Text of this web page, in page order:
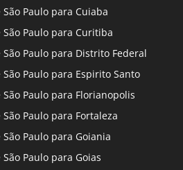
Paulo para Cuiaba
Paulo para Curitiba
Paulo para Distrito Federal
Paulo para Espirito Santo
Paulo para Florianopolis
Paulo para Fortaleza
Paulo para Goiania
Paulo para Goias